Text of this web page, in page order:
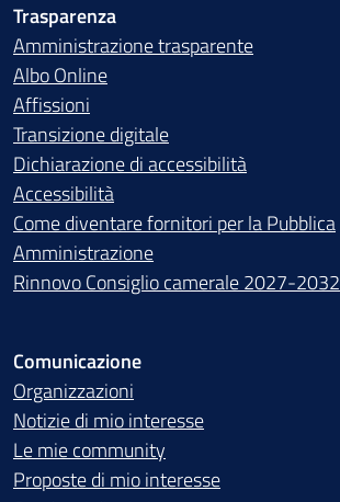
Trasparenza
Amministrazione trasparente
Albo Online
Affissioni
Transizione digitale
Dichiarazione di accessibilità
Accessibilità
Come diventare fornitori per la Pubblica
Amministrazione
Rinnovo Consiglio camerale 2027-2032
Comunicazione
Organizzazioni
Notizie di mio interesse
Le mie community
Proposte di mio interesse